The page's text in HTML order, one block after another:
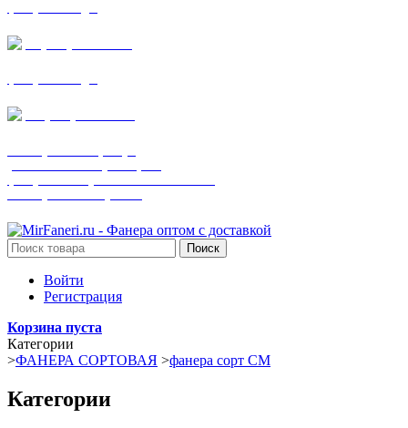
Поиск
Войти
Регистрация
Корзина пуста
Категории
>ФАНЕРА СОРТОВАЯ >фанера сорт СМ
Категории